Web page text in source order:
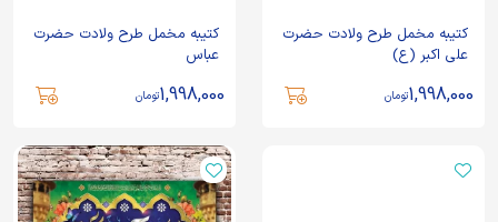
کتیبه مخمل طرح ولادت حضرت
علی اکبر (ع)
1,998,000تومان
کتیبه مخمل طرح ولادت حضرت
عباس
1,998,000تومان